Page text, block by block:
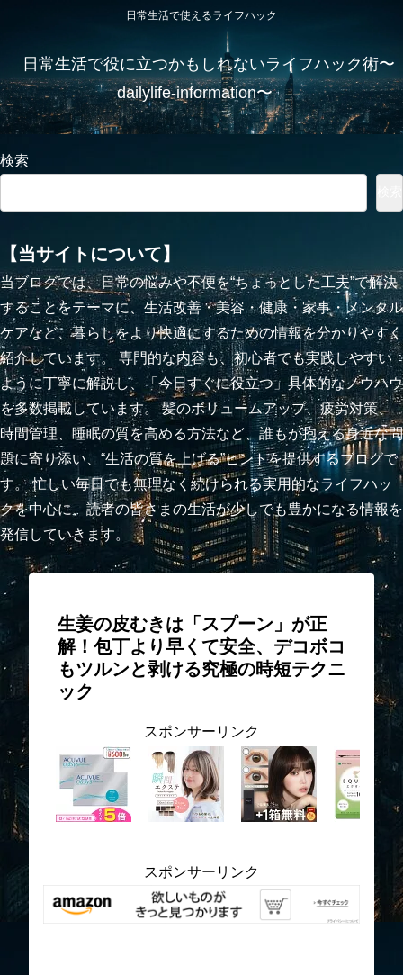
日常生活で使えるライフハック
日常生活で役に立つかもしれないライフハック術〜
dailylife-information〜
検索
【当サイトについて】
当ブログでは、日常の悩みや不便を“ちょっとした工夫”で解決
することをテーマに、生活改善・美容・健康・家事・メンタル
ケアなど、暮らしをより快適にするための情報を分かりやすく
紹介しています。 専門的な内容も、初心者でも実践しやすい
ように丁寧に解説し、「今日すぐに役立つ」具体的なノウハウ
を多数掲載しています。 髪のボリュームアップ、疲労対策、
時間管理、睡眠の質を高める方法など、誰もが抱える身近な問
題に寄り添い、“生活の質を上げる”ヒントを提供するブログで
す。 忙しい毎日でも無理なく続けられる実用的なライフハッ
クを中心に、読者の皆さまの生活が少しでも豊かになる情報を
発信していきます。
生姜の皮むきは「スプーン」が正
解！包丁より早くて安全、デコボコ
もツルンと剥ける究極の時短テクニ
ック
スポンサーリンク
スポンサーリンク